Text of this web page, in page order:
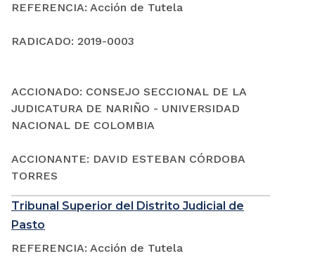
REFERENCIA: Acción de Tutela
RADICADO: 2019-0003
ACCIONADO: CONSEJO SECCIONAL DE LA
JUDICATURA DE NARIÑO - UNIVERSIDAD
NACIONAL DE COLOMBIA
ACCIONANTE: DAVID ESTEBAN CÓRDOBA
TORRES
Tribunal Superior del Distrito Judicial de
Pasto
REFERENCIA: Acción de Tutela